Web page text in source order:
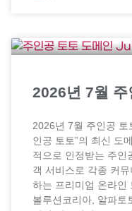
2026년 7월 주
2026년 7월 주인공 토
인공 토토”의 최신 도
적으로 인정받는 주인
객 서비스로 각종 커
하는 프리미엄 온라인
볼루션코리아, 알파토